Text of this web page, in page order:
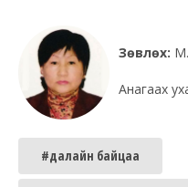
Зөвлөх:
Анагаах
#далайн байцаа